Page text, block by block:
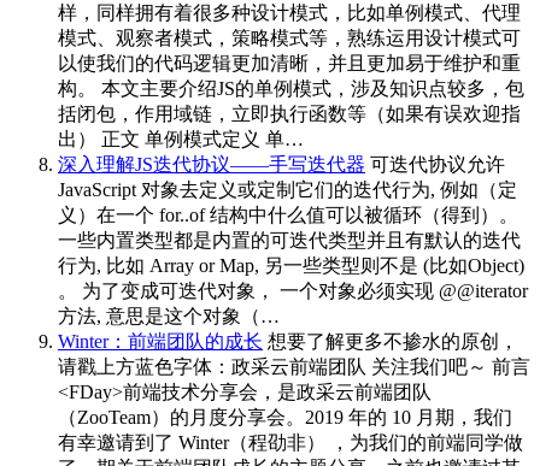
样，同样拥有着很多种设计模式，比如单例模式、代理
模式、观察者模式，策略模式等，熟练运用设计模式可
以使我们的代码逻辑更加清晰，并且更加易于维护和重
构。 本文主要介绍JS的单例模式，涉及知识点较多，包
括闭包，作用域链，立即执行函数等（如果有误欢迎指
出） 正文 单例模式定义 单…
深入理解JS迭代协议——手写迭代器 可迭代协议允许
JavaScript 对象去定义或定制它们的迭代行为, 例如（定
义）在一个 for..of 结构中什么值可以被循环（得到）。
一些内置类型都是内置的可迭代类型并且有默认的迭代
行为, 比如 Array or Map, 另一些类型则不是 (比如Object)
。 为了变成可迭代对象， 一个对象必须实现 @@iterator
方法, 意思是这个对象（…
Winter：前端团队的成长 想要了解更多不掺水的原创，
请戳上方蓝色字体：政采云前端团队 关注我们吧～ 前言
<FDay>前端技术分享会，是政采云前端团队
（ZooTeam）的月度分享会。2019 年的 10 月期，我们
有幸邀请到了 Winter（程劭非） ，为我们的前端同学做